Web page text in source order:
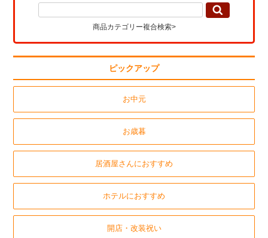
商品カテゴリー複合検索>
ピックアップ
お中元
お歳暮
居酒屋さんにおすすめ
ホテルにおすすめ
開店・改装祝い